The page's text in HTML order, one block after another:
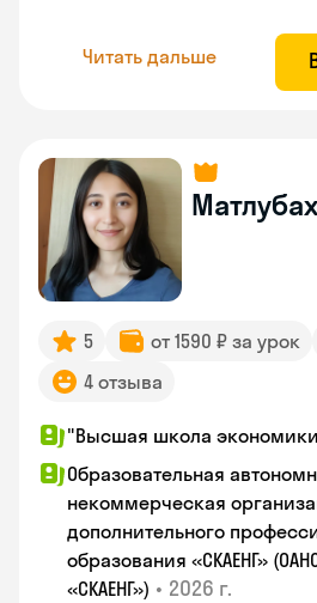
Читать дальше
5 от 1590 ₽ за урок
4 отзыва
"Высшая школа
Образовательная
некоммерческая
дополнительного
образования «СКАЕНГ»
«СКАЕНГ») • 2026 г.